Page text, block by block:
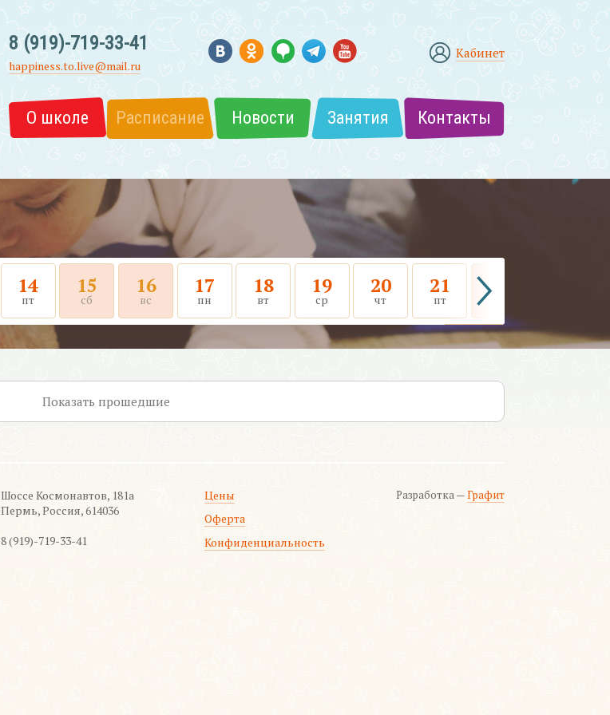
8 (919)-719-33-41
happiness.to.live@mail.ru
Кабинет
О школе Расписание Новости Занятия Контакты
14
пт
15
сб
16
вс
17
пн
18
вт
19
ср
20
чт
21
пт
22
Показать прошедшие
Шоссе Космонавтов, 181а
Пермь, Россия, 614036
8 (919)-719-33-41
Цены
Оферта
Конфиденциальность
Разработка —Графит